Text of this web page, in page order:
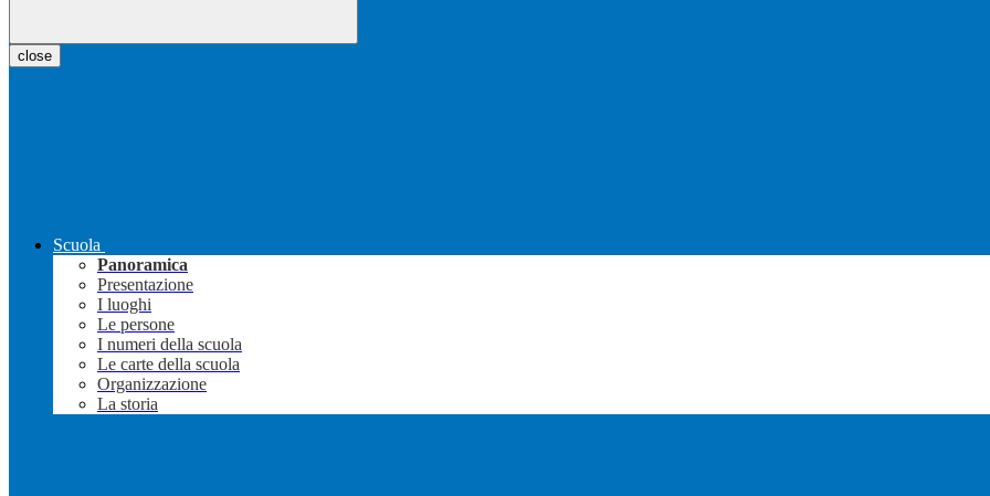
close
Scuola
Panoramica
Presentazione
I luoghi
Le persone
I numeri della scuola
Le carte della scuola
Organizzazione
La storia